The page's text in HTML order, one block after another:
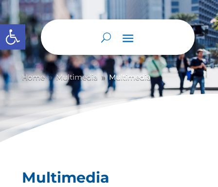
Abrir barra de herramientas
Home 9 Multimedia 9 Multimedia
Multimedia